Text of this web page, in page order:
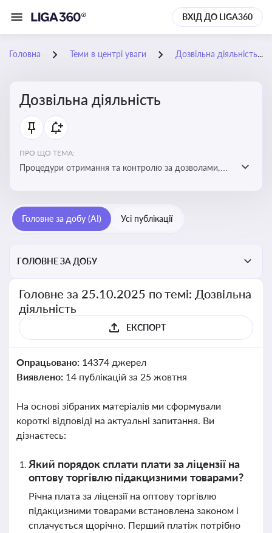
ВХІД ДО LIGA360
Головна Теми в центрі уваги Дозвільна діяльність
Дозвільна діяльність
ПРО ЩО ТЕМА:
Процедури отримання та контролю за дозволами,
законодавстві, щоб уникнути порушень та
забезпечити відповідність вимогам регуляторних
Головне за добу (AI) Усі публікації
ГОЛОВНЕ ЗА ДОБУ
Головне за 25.10.2025 по темі: Дозвільна
діяльність
ЕКСПОРТ
Опрацьовано: 14374 джерел
Виявлено: 14 публікацій за 25 жовтня
На основі зібраних матеріалів ми сформували
короткі відповіді на актуальні запитання. Ви
дізнаєтесь:
Який порядок сплати плати за ліцензії на
оптову торгівлю підакцизними товарами?
Річна плата за ліцензії на оптову торгівлю
підакцизними товарами встановлена законом і
сплачується щорічно. Перший платіж потрібно